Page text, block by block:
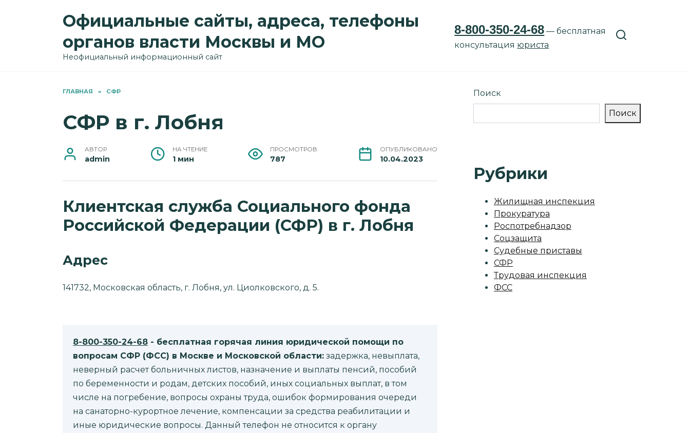
Официальные сайты, адреса, телефоны
органов власти Москвы и МО
Неофициальный информационный сайт
8-800-350-24-68 — бесплатная
консультация юриста
ГЛАВНАЯ » СФР
СФР в г. Лобня
АВТОР
admin
НА ЧТЕНИЕ
1 мин
ПРОСМОТРОВ
787
ОПУБЛИКОВАНО
10.04.2023
Клиентская служба Социального фонда
Российской Федерации (СФР) в г. Лобня
Адрес
141732, Московская область, г. Лобня, ул. Циолковского, д. 5.
8-800-350-24-68 - бесплатная горячая линия юридической помощи по
вопросам CФР (ФСС) в Москве и Московской области: задержка, невыплата,
неверный расчет больничных листов, назначение и выплаты пенсий, пособий
по беременности и родам, детских пособий, иных социальных выплат, в том
числе на погребение, вопросы охраны труда, ошибок формирования очереди
на санаторно-курортное лечение, компенсации за средства реабилитации и
иные юридические вопросы. Данный телефон не относится к органу
Поиск
Поиск
Рубрики
Жилищная инспекция
Прокуратура
Роспотребнадзор
Соцзащита
Судебные приставы
СФР
Трудовая инспекция
ФСС